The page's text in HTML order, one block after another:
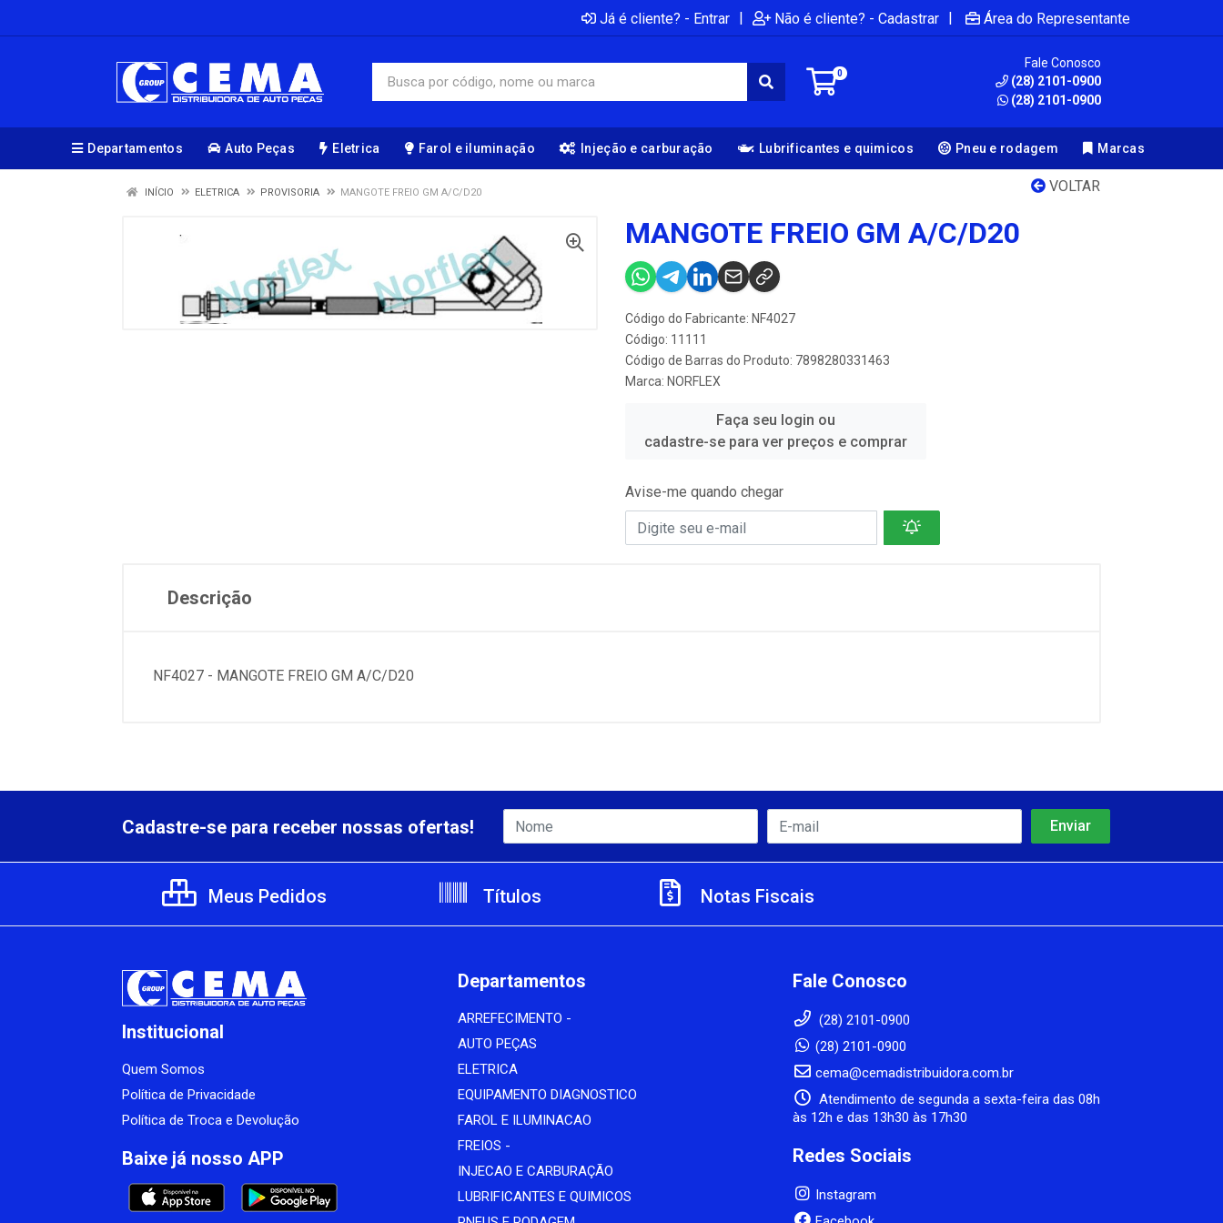
Já é cliente? - Entrar | Não é cliente? - Cadastrar | Área do Representante
0
Fale Conosco
(28) 2101-0900
(28) 2101-0900
Departamentos Auto Peças Eletrica Farol e iluminação Injeção e carburação Lubrificantes e quimicos Pneu e rodagem Marcas
VOLTAR
INÍCIO ELETRICA PROVISORIA MANGOTE FREIO GM A/C/D20
MANGOTE FREIO GM A/C/D20
Código do Fabricante: NF4027
Código: 11111
Código de Barras do Produto: 7898280331463
Marca: NORFLEX
Faça seu login ou
cadastre-se para ver preços e comprar
Avise-me quando chegar
Descrição
NF4027 - MANGOTE FREIO GM A/C/D20
Cadastre-se para receber nossas ofertas!
Meus Pedidos Títulos Notas Fiscais
Institucional
Quem Somos
Política de Privacidade
Política de Troca e Devolução
Baixe já nosso APP
Departamentos
ARREFECIMENTO -
AUTO PEÇAS
ELETRICA
EQUIPAMENTO DIAGNOSTICO
FAROL E ILUMINACAO
FREIOS -
INJECAO E CARBURAÇÃO
LUBRIFICANTES E QUIMICOS
Fale Conosco
(28) 2101-0900
(28) 2101-0900
cema@cemadistribuidora.com.br
Atendimento de segunda a sexta-feira das 08h
às 12h e das 13h30 às 17h30
Redes Sociais
Instagram